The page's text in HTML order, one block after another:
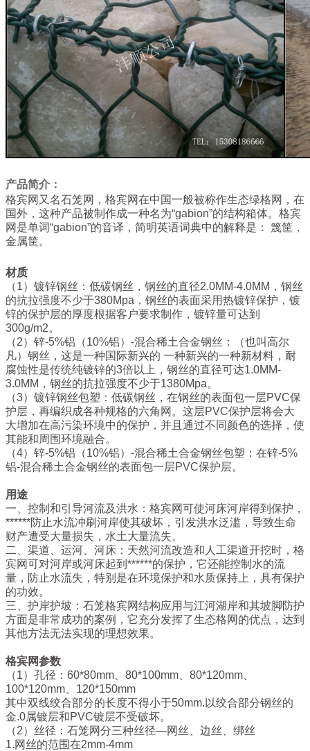
产品简介：
格宾网又名石笼网，格宾网在中国一般被称作生态绿格网，在
国外，这种产品被制作成一种名为“gabion”的结构箱体。格宾
网是单词“gabion”的音译，简明英语词典中的解释是： 篾筐，
金属筐。
材质
（1）镀锌钢丝：低碳钢丝，钢丝的直径2.0MM-4.0MM，钢丝
的抗拉强度不少于380Mpa，钢丝的表面采用热镀锌保护，镀
锌的保护层的厚度根据客户要求制作，镀锌量可达到
300g/m2。
（2）锌-5%铝（10%铝）-混合稀土合金钢丝：（也叫高尔
凡）钢丝，这是一种国际新兴的 一种新兴的一种新材料，耐
腐蚀性是传统纯镀锌的3倍以上，钢丝的直径可达1.0MM-
3.0MM，钢丝的抗拉强度不少于1380Mpa。
（3）镀锌钢丝包塑：低碳钢丝，在钢丝的表面包一层PVC保
护层，再编织成各种规格的六角网。这层PVC保护层将会大
大增加在高污染环境中的保护，并且通过不同颜色的选择，使
其能和周围环境融合。
（4）锌-5%铝（10%铝）-混合稀土合金钢丝包塑：在锌-5%
铝-混合稀土合金钢丝的表面包一层PVC保护层。
用途
一、控制和引导河流及洪水：格宾网可使河床河岸得到保护，
******防止水流冲刷河岸使其破坏，引发洪水泛滥，导致生命
财产遭受大量损失，水土大量流失。
二、渠道、运河、河床：天然河流改造和人工渠道开挖时，格
宾网可对河岸或河床起到******的保护，它还能控制水的流
量，防止水流失，特别是在环境保护和水质保持上，具有保护
的功效。
三、护岸护坡：石笼格宾网结构应用与江河湖岸和其坡脚防护
方面是非常成功的案例，它充分发挥了生态格网的优点，达到
其他方法无法实现的理想效果。
格宾网参数
（1）孔径：60*80mm、80*100mm、80*120mm、
100*120mm、120*150mm
其中双线绞合部分的长度不得小于50mm.以绞合部分钢丝的
金.0属镀层和PVC镀层不受破坏。
（2）丝径：石笼网分三种丝径—网丝、边丝、绑丝
1.网丝的范围在2mm-4mm